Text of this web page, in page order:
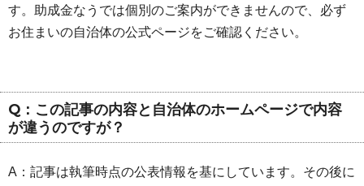
す。助成金なうでは個別のご案内ができませんので、必ず
お住まいの自治体の公式ページをご確認ください。
Q：この記事の内容と自治体のホームページで内容
が違うのですが？
A：記事は執筆時点の公表情報を基にしています。その後に